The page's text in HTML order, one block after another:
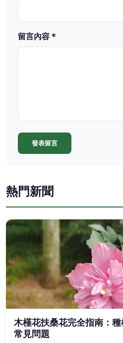
留言內容 *
發表留言
熱門新聞
木槿花扶桑花完全指南：
常見問題